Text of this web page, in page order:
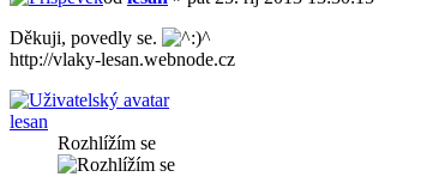
Děkuji, povedly se.
http://vlaky-lesan.webnode.cz
lesan
Rozhlížím se